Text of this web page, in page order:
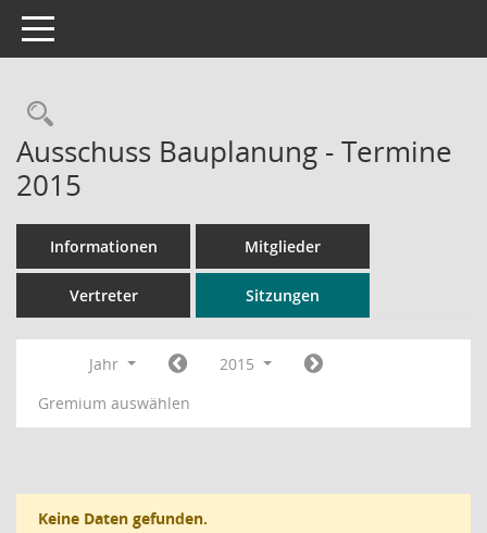
Toggle navigation
Rechercheauswahl
Ausschuss Bauplanung - Termine
2015
Informationen Mitglieder
Vertreter Sitzungen
Jahr
2015
Gremium auswählen
Keine Daten gefunden.